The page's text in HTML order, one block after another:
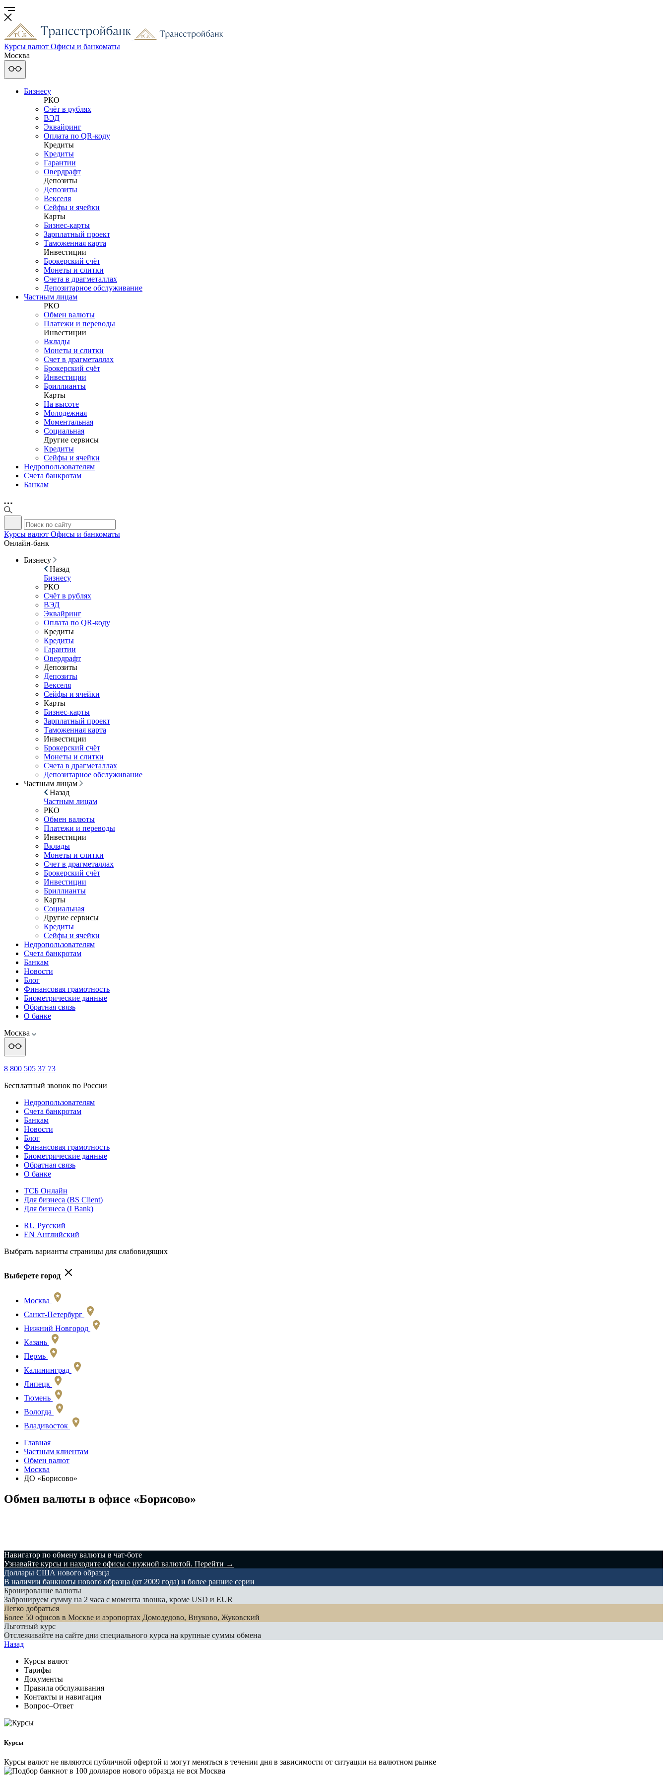
Курсы валют Офисы и банкоматы
Москва
Бизнесу
РКО
Счёт в рублях
ВЭД
Эквайринг
Оплата по QR-коду
Кредиты
Кредиты
Гарантии
Овердрафт
Депозиты
Депозиты
Векселя
Сейфы и ячейки
Карты
Бизнес-карты
Зарплатный проект
Таможенная карта
Инвестиции
Брокерский счёт
Монеты и слитки
Счета в драгметаллах
Депозитарное обслуживание
Частным лицам
РКО
Обмен валюты
Платежи и переводы
Инвестиции
Вклады
Монеты и слитки
Счет в драгметаллах
Брокерский счёт
Инвестиции
Бриллианты
Карты
На высоте
Молодежная
Моментальная
Социальная
Другие сервисы
Кредиты
Сейфы и ячейки
Недропользователям
Счета банкротам
Банкам
Курсы валют Офисы и банкоматы
Онлайн-банк
Бизнесу
Назад
Бизнесу
РКО
Счёт в рублях
ВЭД
Эквайринг
Оплата по QR-коду
Кредиты
Кредиты
Гарантии
Овердрафт
Депозиты
Депозиты
Векселя
Сейфы и ячейки
Карты
Бизнес-карты
Зарплатный проект
Таможенная карта
Инвестиции
Брокерский счёт
Монеты и слитки
Счета в драгметаллах
Депозитарное обслуживание
Частным лицам
Назад
Частным лицам
РКО
Обмен валюты
Платежи и переводы
Инвестиции
Вклады
Монеты и слитки
Счет в драгметаллах
Брокерский счёт
Инвестиции
Бриллианты
Карты
Социальная
Другие сервисы
Кредиты
Сейфы и ячейки
Недропользователям
Счета банкротам
Банкам
Новости
Блог
Финансовая грамотность
Биометрические данные
Обратная связь
О банке
Москва
8 800 505 37 73
Бесплатный звонок по России
Недропользователям
Счета банкротам
Банкам
Новости
Блог
Финансовая грамотность
Биометрические данные
Обратная связь
О банке
ТСБ Онлайн
Для бизнеса (BS Client)
Для бизнеса (I Bank)
RU Русский
EN Английский
Выбрать варианты страницы для слабовидящих
Выберете город
Москва
Санкт-Петербург
Нижний Новгород
Казань
Пермь
Калининград
Липецк
Тюмень
Вологда
Владивосток
Главная
Частным клиентам
Обмен валют
Москва
ДО «Борисово»
Обмен валюты в офисе «Борисово»
️Навигатор по обмену валюты в чат-боте
Узнавайте курсы и находите офисы с нужной валютой. Перейти →
Доллары США нового образца
В наличии банкноты нового образца (от 2009 года) и более ранние серии
Бронирование валюты
Забронируем сумму на 2 часа с момента звонка, кроме USD и EUR
Легко добраться
Более 50 офисов в Москве и аэропортах Домодедово, Внуково, Жуковский
Льготный курс
Отслеживайте на сайте дни специального курса на крупные суммы обмена
Назад
Курсы валют
Тарифы
Документы
Правила обслуживания
Контакты и навигация
Вопрос–Ответ
Курсы
Курсы валют не являются публичной офертой и могут меняться в течении дня в зависимости от ситуации на валютном рынке